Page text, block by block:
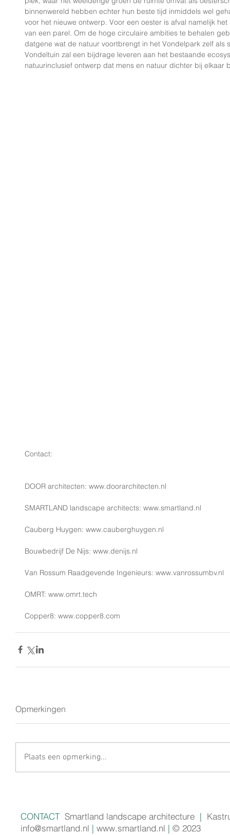
binnenwereld hebben echter hun beste tijd inmiddels wel
voor het nieuwe ontwerp. Voor een oester is afval namelijk
van een parel. Om de hoge circulaire ambities te behalen
datgene wat de natuur voortbrengt in het Vondelpark zelf als
Vondeltuin zal een bijdrage leveren aan het bestaande
natuurinclusief ontwerp dat mens en natuur dichter bij elkaar
​Contact:
DOOR architecten: www.doorarchitecten.nl
SMARTLAND landscape architects: www.smartland.nl
Cauberg Huygen: www.cauberghuygen.nl
Bouwbedrijf De Nijs: www.denijs.nl
Van Rossum Raadgevende Ingenieurs: www.vanrossumbv.nl
OMRT: www.omrt.tech
Copper8: www.copper8.com
Opmerkingen
Plaats een opmerking...
CONTACTSmartland landscape architecture |
info@smartland.nl | www.smartland.nl | © 2023